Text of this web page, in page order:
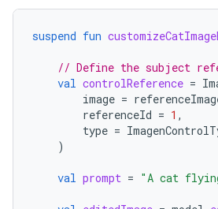
suspend fun
// Define the subject
val controlReference =
image =
referenceId = 1 ,
type =
)
val prompt = "A cat